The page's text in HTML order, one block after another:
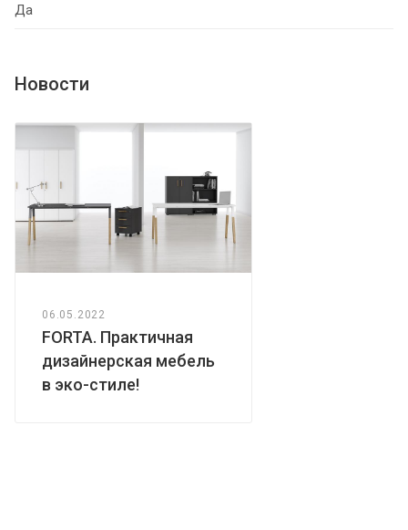
Да
Новости
06.05.2022
FORTA. Практичная
дизайнерская мебель
в эко-стиле!